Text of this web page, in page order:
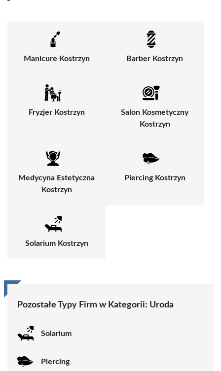
Manicure Kostrzyn Barber Kostrzyn
Fryzjer Kostrzyn
Salon Kosmetyczny
Kostrzyn
Medycyna Estetyczna
Kostrzyn
Piercing Kostrzyn
Solarium Kostrzyn
Pozostałe Typy Firm w Kategorii: Uroda
Solarium
Piercing